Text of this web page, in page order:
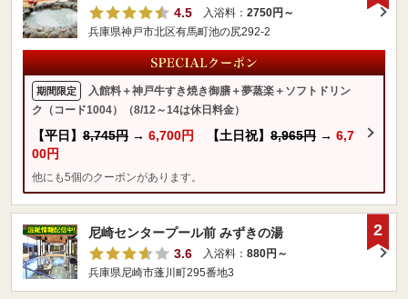
4.5
入浴料： 2750円～
兵庫県神戸市北区有馬町池の尻292-2
期間限定
入館料＋神戸牛すき焼き御膳＋夢蒸楽＋ソフトドリン
ク（コード1004）（8/12～14は休日料金）
【平日】 8,745円 → 6,700円 【土日祝】 8,965円 → 6,7
00円
他にも5個のクーポンがあります。
尼崎センタープール前 みずきの湯
3.6
入浴料： 880円～
兵庫県尼崎市蓬川町295番地3
2